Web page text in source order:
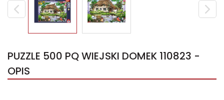
PUZZLE 500 PQ WIEJSKI DOMEK 110823 -
OPIS